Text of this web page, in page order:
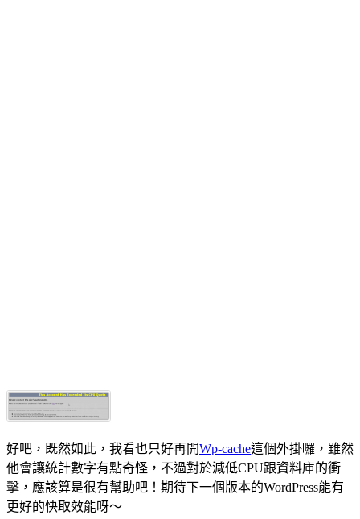
好吧，既然如此，我看也只好再開Wp-cache這個外掛囉，雖然
他會讓統計數字有點奇怪，不過對於減低CPU跟資料庫的衝
擊，應該算是很有幫助吧！期待下一個版本的WordPress能有
更好的快取效能呀～